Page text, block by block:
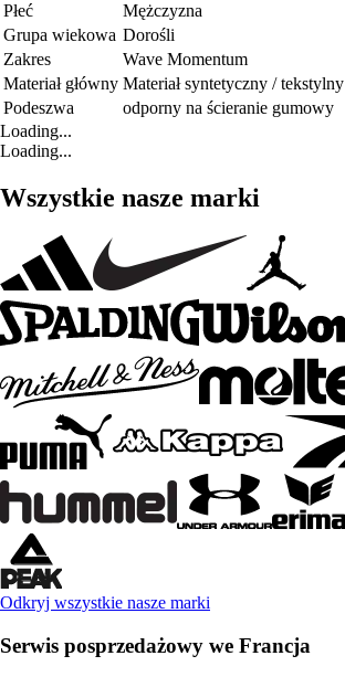
Płeć
Mężczyzna
Grupa wiekowa Dorośli
Zakres
Wave Momentum
Materiał główny Materiał syntetyczny / tekstylny
Podeszwa
odporny na ścieranie gumowy
Loading...
Loading...
Wszystkie nasze marki
Odkryj wszystkie nasze marki
Serwis posprzedażowy we Francja